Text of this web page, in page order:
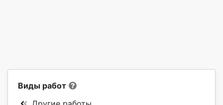
Виды работ